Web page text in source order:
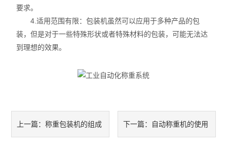
要求。
4.适用范围有限：包装机虽然可以应用于多种产品的包
装，但是对于一些特殊形状或者特殊材料的包装，可能无法达
到理想的效果。
上一篇：称重包装机的组成 下一篇： 自动称重机的使用